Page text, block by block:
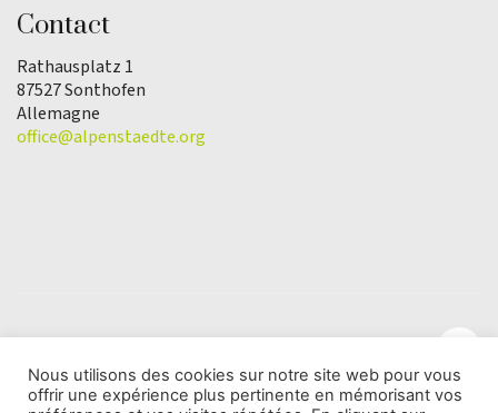
Contact
Rathausplatz 1
87527 Sonthofen
Allemagne
office@alpenstaedte.org
© Copyright 2025 | L'association Ville des Alpes de
Nous utilisons des cookies sur notre site web pour vous
offrir une expérience plus pertinente en mémorisant vos